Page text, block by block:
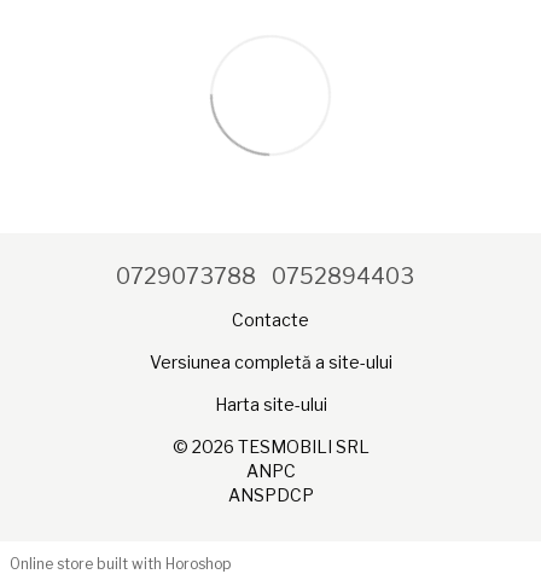
0729073788 0752894403
Contacte
Versiunea completă a site-ului
Harta site-ului
© 2026 TESMOBILI SRL
ANPC
ANSPDCP
Online store built with Horoshop